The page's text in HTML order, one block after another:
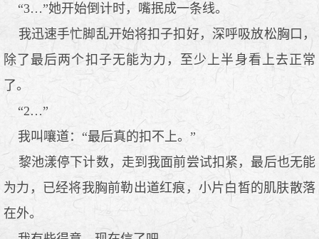
“3…”她开始倒计时，嘴抿成一条线。
我迅速手忙脚乱开始将扣子扣好，深呼吸放松胸口，
除了最后两个扣子无能为力，至少上半身看上去正常
了。
“2…”
我叫嚷道：“最后真的扣不上。”
黎池漾停下计数，走到我面前尝试扣紧，最后也无能
为力，已经将我胸前勒出道红痕，小片白皙的肌肤散落
在外。